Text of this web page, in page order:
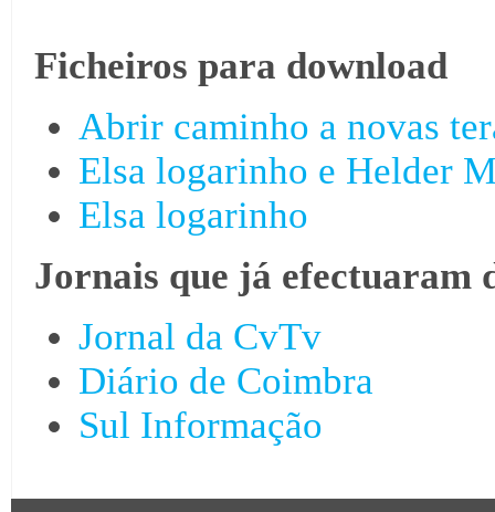
Ficheiros para download
Abrir caminho a novas
Elsa logarinho e Helder
Elsa logarinho
Jornais que já efectuaram
Jornal da CvTv
Diário de Coimbra
Sul Informação